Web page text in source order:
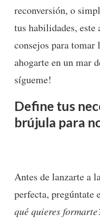
reconversión, o
tus habilidades,
consejos para
ahogarte en un mar
sígueme!
Define tus
brújula para
Antes de lanzarte a
perfecta, pregúntate
qué quieres